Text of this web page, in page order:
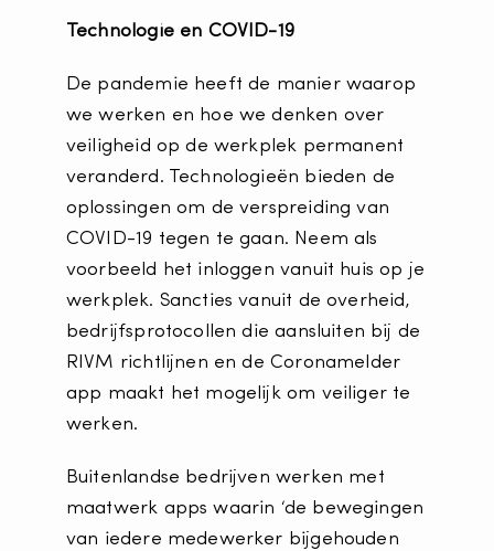
Technologie en COVID-19
De pandemie heeft de manier waarop
we werken en hoe we denken over
veiligheid op de werkplek permanent
veranderd. Technologieën bieden de
oplossingen om de verspreiding van
COVID-19 tegen te gaan. Neem als
voorbeeld het inloggen vanuit huis op je
werkplek. Sancties vanuit de overheid,
bedrijfsprotocollen die aansluiten bij de
RIVM richtlijnen en de Coronamelder
app maakt het mogelijk om veiliger te
werken.
Buitenlandse bedrijven werken met
maatwerk apps waarin ‘de bewegingen
van iedere medewerker bijgehouden